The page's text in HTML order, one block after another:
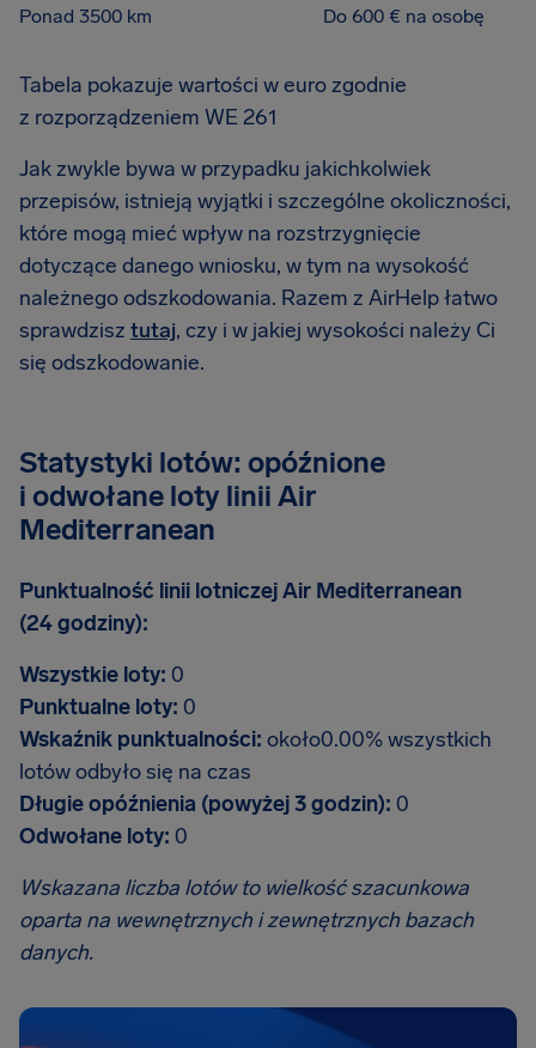
Ponad 3500 km
Do 600 € na osobę
Tabela pokazuje wartości w euro zgodnie
z rozporządzeniem WE 261
Jak zwykle bywa w przypadku jakichkolwiek
przepisów, istnieją wyjątki i szczególne okoliczności,
które mogą mieć wpływ na rozstrzygnięcie
dotyczące danego wniosku, w tym na wysokość
należnego odszkodowania. Razem z AirHelp łatwo
sprawdzisz tutaj, czy i w jakiej wysokości należy Ci
się odszkodowanie.
Statystyki lotów: opóźnione
i odwołane loty linii Air
Mediterranean
Punktualność linii lotniczej Air Mediterranean
(24 godziny):
Wszystkie loty: 0
Punktualne loty: 0
Wskaźnik punktualności: około0.00% wszystkich
lotów odbyło się na czas
Długie opóźnienia (powyżej 3 godzin): 0
Odwołane loty: 0
Wskazana liczba lotów to wielkość szacunkowa
oparta na wewnętrznych i zewnętrznych bazach
danych.